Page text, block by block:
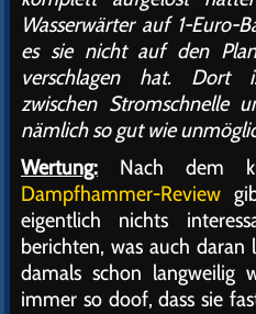
Wasserwärter auf 1-Euro-
es sie nicht auf den
verschlagen hat. Dort
zwischen Stromschnelle
nämlich so gut wie
Wertung: Nach dem
Dampfhammer-Review
eigentlich nichts
berichten, was auch daran
damals schon langweilig
immer so doof, dass sie